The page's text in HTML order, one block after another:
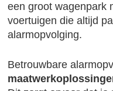
een groot wagenpark
voertuigen die altijd
alarmopvolging.
Betrouwbare